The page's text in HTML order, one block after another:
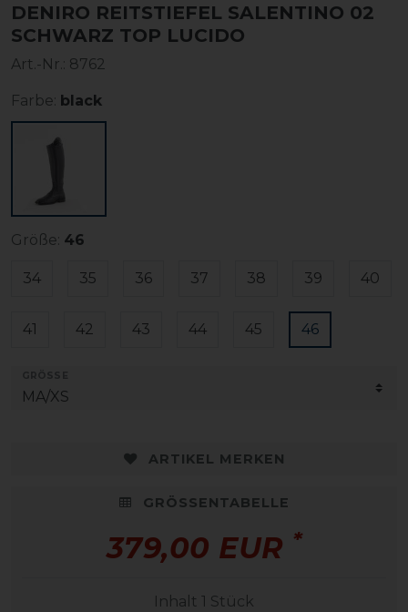
DENIRO REITSTIEFEL SALENTINO 02
SCHWARZ TOP LUCIDO
Art.-Nr.: 8762
Farbe: black
Größe: 46
34 35 36 37 38 39 40
41 42 43 44 45 46
ARTIKEL MERKEN
GRÖSSENTABELLE
379,00 EUR *
Inhalt 1 Stück